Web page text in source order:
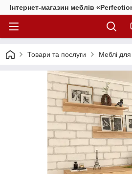
Інтернет-магазин меблів
Товари та послуги Меблі для